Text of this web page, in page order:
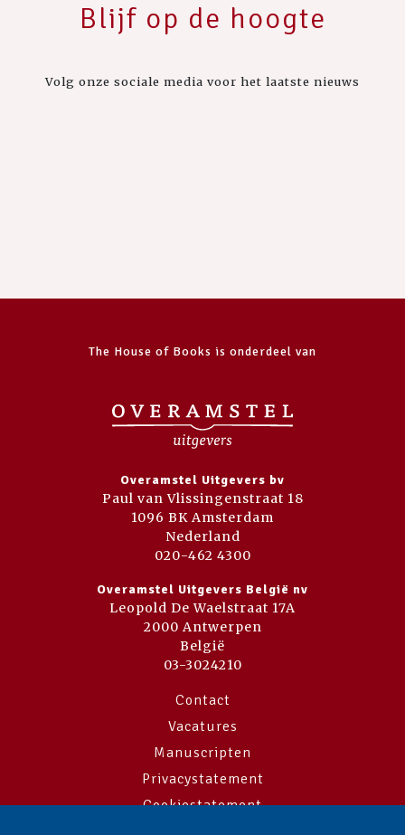
Blijf op de hoogte
Volg onze sociale media voor het laatste nieuws
The House of Books is onderdeel van
Overamstel Uitgevers bv
Paul van Vlissingenstraat 18
1096 BK Amsterdam
Nederland
020-462 4300
Overamstel Uitgevers België nv
Leopold De Waelstraat 17A
2000 Antwerpen
België
03-3024210
Contact
Vacatures
Manuscripten
Privacystatement
Cookiestatement